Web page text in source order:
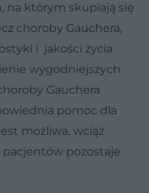
na którym skupiają się
choroby Gauchera,
i jakości życia
wygodniejszych
Gauchera
pomoc dla
możliwa, wciąż
pozostaje